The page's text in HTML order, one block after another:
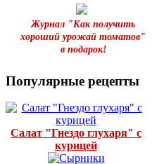
Журнал "Как получить
хороший урожай томатов"
в подарок!
Популярные рецепты
Салат "Гнездо глухаря" с
курицей